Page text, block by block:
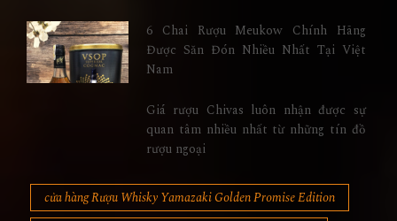
6 Chai Rượu Meukow Chính Hãng
Được Săn Đón Nhiều Nhất Tại Việt
Nam
Giá rượu Chivas luôn nhận được sự
quan tâm nhiều nhất từ những tín đồ
rượu ngoại
cửa hàng Rượu Whisky Yamazaki Golden Promise Edition